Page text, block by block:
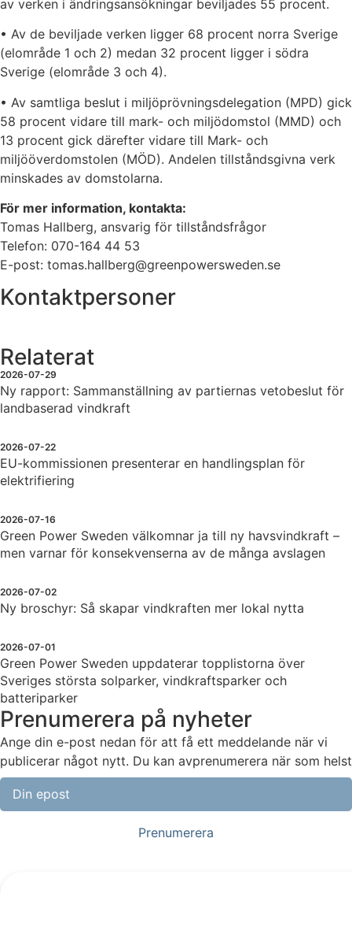
av verken i ändringsansökningar beviljades 55 procent.
• Av de beviljade verken ligger 68 procent norra Sverige
(elområde 1 och 2) medan 32 procent ligger i södra
Sverige (elområde 3 och 4).
• Av samtliga beslut i miljöprövningsdelegation (MPD) gick
58 procent vidare till mark- och miljödomstol (MMD) och
13 procent gick därefter vidare till Mark- och
miljööverdomstolen (MÖD). Andelen tillståndsgivna verk
minskades av domstolarna.
För mer information, kontakta:
Tomas Hallberg, ansvarig för tillståndsfrågor
Telefon: 070-164 44 53
E-post: tomas.hallberg@greenpowersweden.se
Kontaktpersoner
Relaterat
2026-07-29
Ny rapport: Sammanställning av partiernas vetobeslut för
landbaserad vindkraft
2026-07-22
EU-kommissionen presenterar en handlingsplan för
elektrifiering
2026-07-16
Green Power Sweden välkomnar ja till ny havsvindkraft –
men varnar för konsekvenserna av de många avslagen
2026-07-02
Ny broschyr: Så skapar vindkraften mer lokal nytta
2026-07-01
Green Power Sweden uppdaterar topplistorna över
Sveriges största solparker, vindkraftsparker och
batteriparker
Prenumerera på nyheter
Ange din e-post nedan för att få ett meddelande när vi
publicerar något nytt. Du kan avprenumerera när som helst